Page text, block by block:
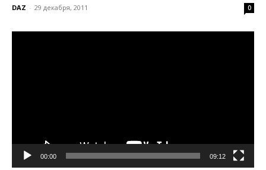
DAZ - 29 декабря, 2011 0
00:00 09:12